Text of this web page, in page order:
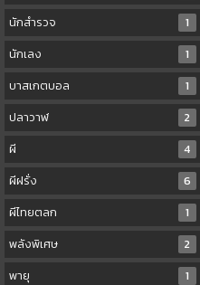
นักสำรวจ
1
นักเลง
1
บาสเกตบอล
1
ปลาวาฬ
2
ผี
4
ผีฝรั่ง
6
ผีไทยตลก
1
พลังพิเศษ
2
พายุ
1